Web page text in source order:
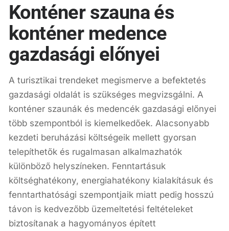
Konténer szauna és
konténer medence
gazdasági előnyei
A turisztikai trendeket megismerve a befektetés
gazdasági oldalát is szükséges megvizsgálni. A
konténer szaunák és medencék gazdasági előnyei
több szempontból is kiemelkedőek. Alacsonyabb
kezdeti beruházási költségeik mellett gyorsan
telepíthetők és rugalmasan alkalmazhatók
különböző helyszíneken. Fenntartásuk
költséghatékony, energiahatékony kialakításuk és
fenntarthatósági szempontjaik miatt pedig hosszú
távon is kedvezőbb üzemeltetési feltételeket
biztosítanak a hagyományos épített